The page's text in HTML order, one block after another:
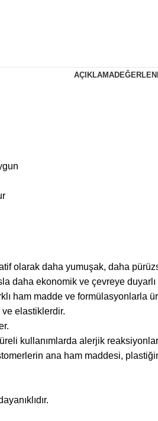
AÇIKLAMA
olarak daha yumuşak, daha
daha ekonomik ve çevreye
ham madde ve formülasyonlarla
elastiklerdir.
kullanımlarda alerjik
ana ham maddesi,